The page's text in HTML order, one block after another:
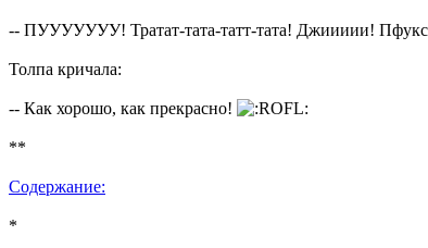
-- ПУУУУУУУ! Тратат-тата-татт-тата! Джиииии!
Толпа кричала:
-- Как хорошо, как прекрасно!
**
Содержание:
*